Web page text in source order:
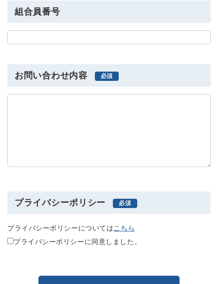
組合員番号
お問い合わせ内容
プライバシーポリシー
プライバシーポリシーについてはこちら
プライバシーポリシーに同意しました。